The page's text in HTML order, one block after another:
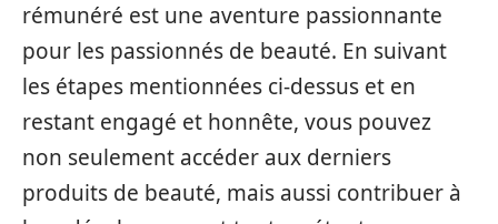
rémunéré est une aventure passionnante
pour les passionnés de beauté. En suivant
les étapes mentionnées ci-dessus et en
restant engagé et honnête, vous pouvez
non seulement accéder aux derniers
produits de beauté, mais aussi contribuer à